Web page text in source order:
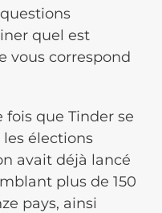
quel est
vous correspond
fois que Tinder se
élections
avait déjà lancé
plus de 150
pays, ainsi